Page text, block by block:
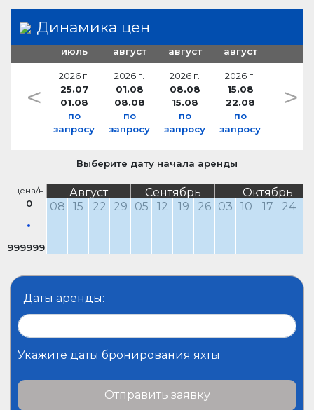
Динамика цен
июль
2026 г.
25.07
01.08
по
запросу
август
2026 г.
01.08
08.08
по
запросу
август
2026 г.
08.08
15.08
по
запросу
август
2026 г.
15.08
22.08
по
запросу
< >
Выберите дату начала аренды
цена/н
0
9999999
Август Сентябрь
Октябрь
08
15 22 29 05 12 19 26 03 10 17 24
Даты аренды:
Укажите даты бронирования яхты
Отправить заявку